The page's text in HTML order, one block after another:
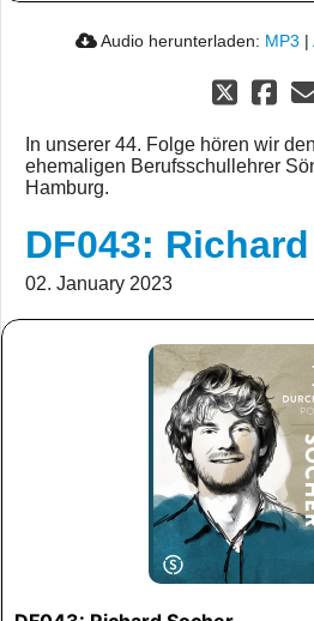
Audio herunterladen: MP3 |
In unserer 44. Folge hören wir
ehemaligen Berufsschullehrer
Hamburg.
DF043:
02. January 2023